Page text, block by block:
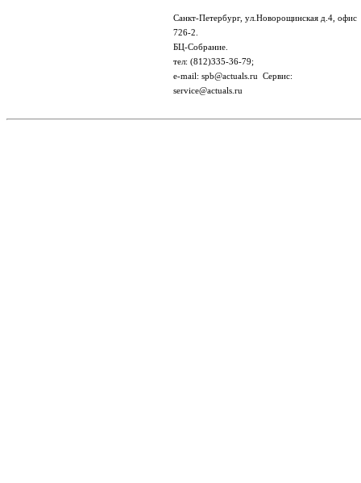
Санкт-Петербург, ул.Новорощинская д.4, офис
726-2.
БЦ-Собрание.
тел: (812)335-36-79;
e-mail: spb@actuals.ru Сервис:
service@actuals.ru